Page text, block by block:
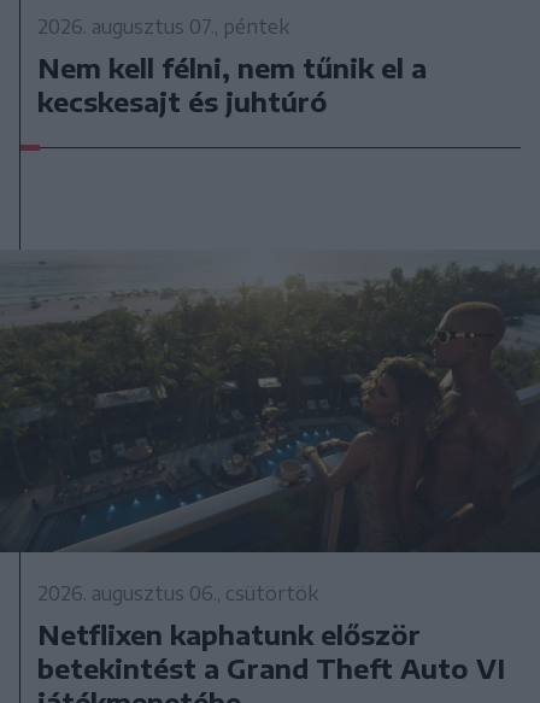
2026. augusztus 07., péntek
Nem kell félni, nem tűnik el a
kecskesajt és juhtúró
2026. augusztus 06., csütörtök
Netflixen kaphatunk először
betekintést a Grand Theft Auto VI